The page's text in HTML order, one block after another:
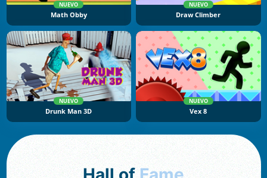
NUEVO
Math Obby
NUEVO
Draw Climber
NUEVO
Drunk Man 3D
NUEVO
Vex 8